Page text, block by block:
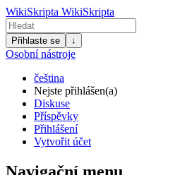
WikiSkripta WikiSkripta
Přihlaste se ↓
Osobní nástroje
čeština
Nejste přihlášen(a)
Diskuse
Příspěvky
Přihlášení
Vytvořit účet